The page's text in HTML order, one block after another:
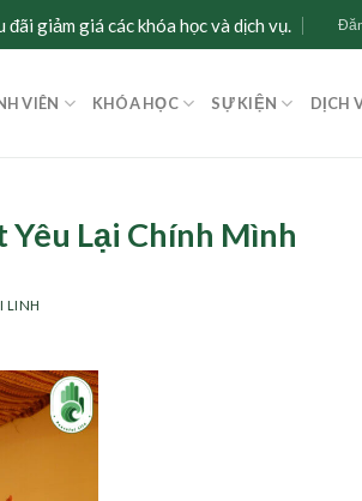
giảm giá các khóa học và dịch vụ.
VIÊN KHÓA HỌC SỰ KIỆN DỊCH
Lại Chính Mình
LINH